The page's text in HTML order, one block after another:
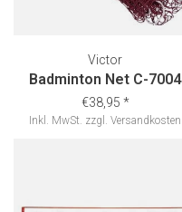
Victor
Badminton Net C-7004
€38,95 *
Inkl. MwSt. zzgl. Versandkosten